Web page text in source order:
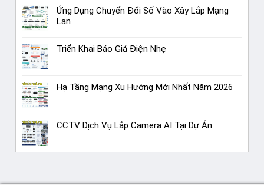
Ứng Dụng Chuyển Đổi Số Vào Xây Lắp Mạng
Lan
Triển Khai Báo Giá Điện Nhẹ
Hạ Tầng Mạng Xu Hướng Mới Nhất Năm 2026
CCTV Dịch Vụ Lắp Camera AI Tại Dự Án